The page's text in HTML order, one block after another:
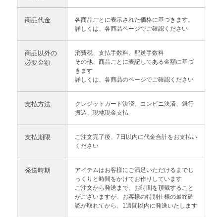
商品代金
各商品ごとに表示された価格に基づきます。
詳しくは、各商品ページでご確認ください
商品以外の
必要金額
消費税、支払手数料、配送手数料
その他、商品ごとに表記してある金額に基づ
きます
詳しくは、各商品のページでご確認ください
支払方法
クレジットカード決済、コンビニ決済、銀行
振込、現地現金支払
支払期限
ご注文完了後、7日以内に代金合計をお支払い
ください
発送時期
アイテムはお客様にご満足いただけるまでじ
っくりと時間をかけてお作りしています
ご注文から発送まで、お時間を頂戴すること
がございますが、
お客様の特別仕様の最終確
認が取れてから、1週間以内に発送いたします